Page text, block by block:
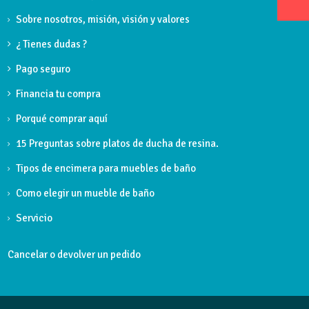
Sobre nosotros, misión, visión y valores
¿ Tienes dudas ?
Pago seguro
Financia tu compra
Porqué comprar aquí
15 Preguntas sobre platos de ducha de resina.
Tipos de encimera para muebles de baño
Como elegir un mueble de baño
Servicio
Cancelar o devolver un pedido